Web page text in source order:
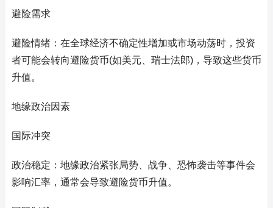
避险需求
避险情绪：在全球经济不确定性增加或市场动荡时，投资
者可能会转向避险货币(如美元、瑞士法郎)，导致这些货币
升值。
地缘政治因素
国际冲突
政治稳定：地缘政治紧张局势、战争、恐怖袭击等事件会
影响汇率，通常会导致避险货币升值。